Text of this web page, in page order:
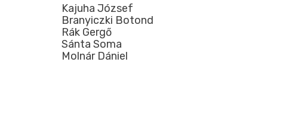
Kajuha József
Branyiczki Botond
Rák Gergő
Sánta Soma
Molnár Dániel